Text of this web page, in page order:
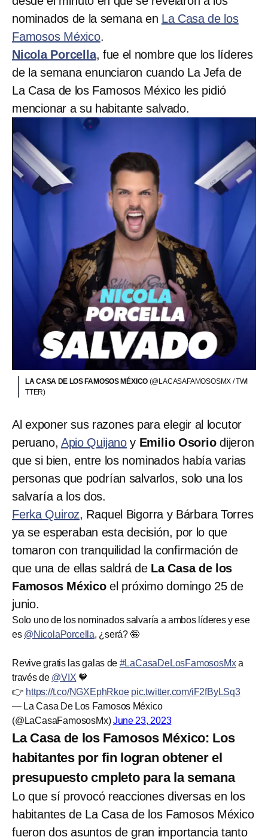
nominados de la semana en La Casa de los
Famosos México.
Nicola Porcella, fue el nombre que los líderes
de la semana enunciaron cuando La Jefa de
La Casa de los Famosos México les pidió
mencionar a su habitante salvado.
LA CASA DE LOS FAMOSOS MÉXICO (@LACASAFAMOSOSMX / TWI
TTER)
Al exponer sus razones para elegir al locutor
peruano, Apio Quijano y Emilio Osoriodijeron
que si bien, entre los nominados había varias
personas que podrían salvarlos, solo una los
salvaría a los dos.
Ferka Quiroz, Raquel Bigorra y Bárbara Torres
ya se esperaban esta decisión, por lo que
tomaron con tranquilidad la confirmación de
que una de ellas saldrá de La Casa de los
Famosos Méxicoel próximo domingo 25 de
junio.
Solo uno de los nominados salvaría a ambos líderes y ese
es @NicolaPorcella, ¿será? 🤪
Revive gratis las galas de #LaCasaDeLosFamososMxa
través de @VIX 🧡
👉 https://t.co/NGXEphRkoe pic.twitter.com/iF2fByLSq3
— La Casa De Los Famosos México
(@LaCasaFamososMx)June 23, 2023
La Casa de los Famosos México: Los
habitantes por fin logran obtener el
presupuesto cmpleto para la semana
Lo que sí provocó reacciones diversas en los
habitantes de La Casa de los Famosos México
fueron dos asuntos de gran importancia tanto